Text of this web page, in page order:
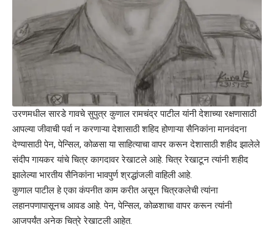
उरणमधील सारडे गावचे सुपुत्र कुणाल रामचंद्र पाटील यांनी देशाच्या रक्षणासाठी
आपल्या जीवाची पर्वा न करणाऱ्या देशासाठी शहिद होणाऱ्या सैनिकांना मानवंदना
देण्यासाठी पेन, पेन्सिल, कोळसा या साहित्याचा वापर करून देशासाठी शहीद झालेले
संदीप गायकर यांचे चित्र कागदावर रेखाटले आहे. चित्र रेखाटून त्यांनी शहीद
झालेल्या भारतीय सैनिकांना भावपुर्ण श्रद्धांजली वाहिली आहे.
कुणाल पाटील हे एका कंपनीत काम करीत असून चित्रकलेची त्यांना
लहानपणापासूनच आवड आहे. पेन, पेन्सिल, कोळशाचा वापर करून त्यांनी
आजपर्यंत अनेक चित्रे रेखाटली आहेत.